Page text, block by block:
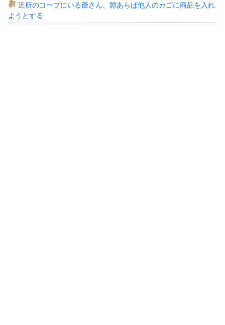
近所のコープにいる爺さん、隙あらば他人のカゴに商品を入れ
ようとする